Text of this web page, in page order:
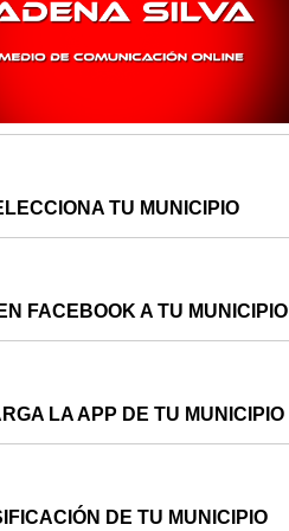
TU MUNICIPIO
FACEBOOK A TU MUNICIPIO
LA APP DE TU MUNICIPIO
DE TU MUNICIPIO